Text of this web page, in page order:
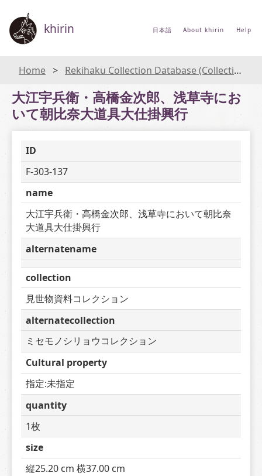
khirin 日本語 About khirin Help
Home Rekihaku Collection Database (Collections Database of the National Museum of Japanese History)
大江宇兵衛・高橋金次郎、浅草寺にお
いて朝比奈大道具大仕掛興行
ID
F-303-137
name
大江宇兵衛・高橋金次郎、浅草寺において朝比奈
大道具大仕掛興行
alternatename
collection
見世物資料コレクション
alternatecollection
ミセモノシリョウコレクション
Cultural property
指定:未指定
quantity
1枚
size
縦25.20 cm 横37.00 cm